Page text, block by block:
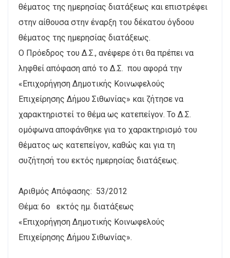
θέματος της ημερησίας διατάξεως και επιστρέφει
στην αίθουσα στην έναρξη του δέκατου όγδοου
θέματος της ημερησίας διατάξεως.
Ο Πρόεδρος του Δ.Σ., ανέφερε ότι θα πρέπει να
ληφθεί απόφαση από το Δ.Σ. που αφορά την
«Επιχορήγηση Δημοτικής Κοινωφελούς
Επιχείρησης Δήμου Σιθωνίας» και ζήτησε να
χαρακτηριστεί το θέμα ως κατεπείγον. Το Δ.Σ.
ομόφωνα αποφάνθηκε για το χαρακτηρισμό του
θέματος ως κατεπείγον, καθώς και για τη
συζήτησή του εκτός ημερησίας διατάξεως.
Αριθμός Απόφασης: 53/2012
Θέμα: 6ο εκτός ημ. διατάξεως
«Επιχορήγηση Δημοτικής Κοινωφελούς
Επιχείρησης Δήμου Σιθωνίας».